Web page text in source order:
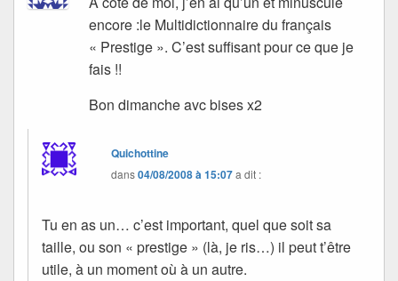
encore :le Multidictionnaire du français
« Prestige ». C’est suffisant pour ce que je
fais !!
Bon dimanche avc bises x2
Quichottine
dans04/08/2008 à 15:07a dit :
Tu en as un… c’est important, quel que soit sa
taille, ou son « prestige » (là, je ris…) il peut t’être
utile, à un moment où à un autre.